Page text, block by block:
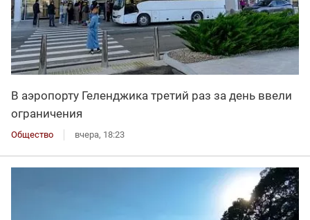
В аэропорту Геленджика третий раз за день ввели
ограничения
Общество вчера, 18:23